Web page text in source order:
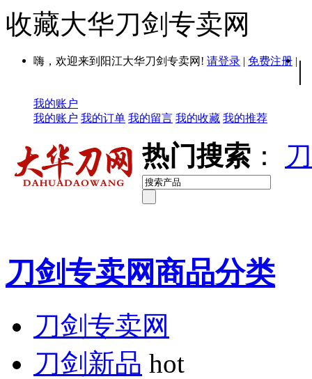
收藏大华刀剑专卖网
嗨，欢迎来到阳江大华刀剑专卖网! 请登录 | 免费注册 | |
我的账户
我的账户 我的订单 我的留言 我的收藏 我的推荐
热门搜索 ：
刀剑专卖网商品分类
刀剑专卖网
刀剑新品 hot